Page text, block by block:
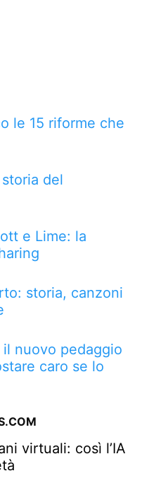
le 15 riforme che
del
e Lime: la
storia, canzoni
nuovo pedaggio
caro se lo
virtuali: così l’IA